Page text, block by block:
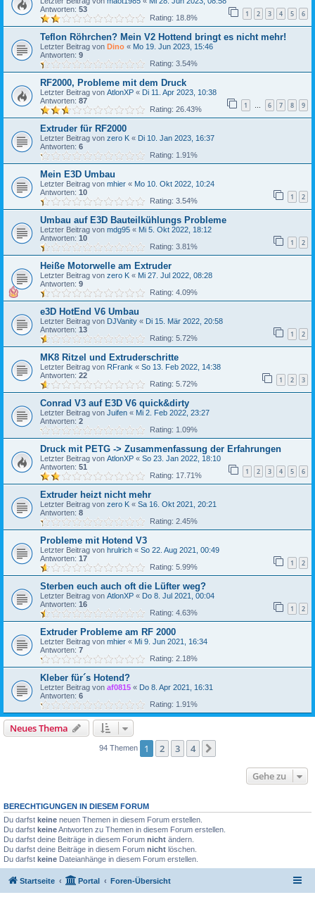
Antworten: 53 1 2 3 4 5 6
Rating: 18.8%
Teflon Röhrchen? Mein V2 Hottend bringt es nicht mehr!
Letzter Beitrag von Dino « Mo 19. Jun 2023, 15:46
Antworten: 9
Rating: 3.54%
RF2000, Probleme mit dem Druck
Letzter Beitrag von AtlonXP « Di 11. Apr 2023, 10:38
Antworten: 87 1 … 6 7 8 9
Rating: 26.43%
Extruder für RF2000
Letzter Beitrag von zero K « Di 10. Jan 2023, 16:37
Antworten: 6
Rating: 1.91%
Mein E3D Umbau
Letzter Beitrag von mhier « Mo 10. Okt 2022, 10:24
Antworten: 10 1 2
Rating: 3.54%
Umbau auf E3D Bauteilkühlungs Probleme
Letzter Beitrag von mdg95 « Mi 5. Okt 2022, 18:12
Antworten: 10 1 2
Rating: 3.81%
Heiße Motorwelle am Extruder
Letzter Beitrag von zero K « Mi 27. Jul 2022, 08:28
Antworten: 9
Rating: 4.09%
e3D HotEnd V6 Umbau
Letzter Beitrag von DJVanity « Di 15. Mär 2022, 20:58
Antworten: 13 1 2
Rating: 5.72%
MK8 Ritzel und Extruderschritte
Letzter Beitrag von RFrank « So 13. Feb 2022, 14:38
Antworten: 22 1 2 3
Rating: 5.72%
Conrad V3 auf E3D V6 quick&dirty
Letzter Beitrag von Juifen « Mi 2. Feb 2022, 23:27
Antworten: 2
Rating: 1.09%
Druck mit PETG -> Zusammenfassung der Erfahrungen
Letzter Beitrag von AtlonXP « So 23. Jan 2022, 18:10
Antworten: 51 1 2 3 4 5 6
Rating: 17.71%
Extruder heizt nicht mehr
Letzter Beitrag von zero K « Sa 16. Okt 2021, 20:21
Antworten: 8
Rating: 2.45%
Probleme mit Hotend V3
Letzter Beitrag von hrulrich « So 22. Aug 2021, 00:49
Antworten: 17 1 2
Rating: 5.99%
Sterben euch auch oft die Lüfter weg?
Letzter Beitrag von AtlonXP « Do 8. Jul 2021, 00:04
Antworten: 16 1 2
Rating: 4.63%
Extruder Probleme am RF 2000
Letzter Beitrag von mhier « Mi 9. Jun 2021, 16:34
Antworten: 7
Rating: 2.18%
Kleber für´s Hotend?
Letzter Beitrag von af0815 « Do 8. Apr 2021, 16:31
Antworten: 6
Rating: 1.91%
Neues Thema
94 Themen 1 2 3 4
Gehe zu
BERECHTIGUNGEN IN DIESEM FORUM
Du darfst keine neuen Themen in diesem Forum erstellen.
Du darfst keineAntworten zu Themen in diesem Forum erstellen.
Du darfst deine Beiträge in diesem Forum nicht ändern.
Du darfst deine Beiträge in diesem Forum nicht löschen.
Du darfst keine Dateianhänge in diesem Forum erstellen.
Startseite Portal Foren-Übersicht